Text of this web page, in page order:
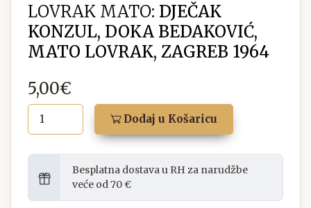
LOVRAK MATO: DJEČAK
KONZUL, DOKA BEDAKOVIĆ,
MATO LOVRAK, ZAGREB 1964
5,00€
Dodaj u Košaricu
Besplatna dostava u RH za narudžbe
veće od 70 €